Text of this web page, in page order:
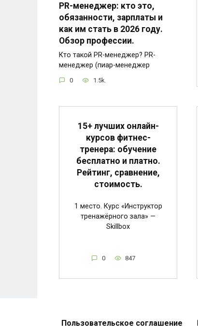
PR-менеджер: кто это,
обязанности, зарплаты и
как им стать в 2026 году.
Обзор профессии.
Кто такой PR-менеджер? PR-
менеджер (пиар-менеджер
0 1.5k.
15+ лучших онлайн-
курсов фитнес-
тренера: обучение
бесплатно и платно.
Рейтинг, сравнение,
стоимость.
1 место. Курс «Инструктор
тренажёрного зала» —
Skillbox
0 847
Пользовательское соглашение